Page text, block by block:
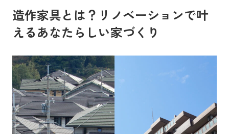
造作家具とは？リノベーションで叶
えるあなたらしい家づくり